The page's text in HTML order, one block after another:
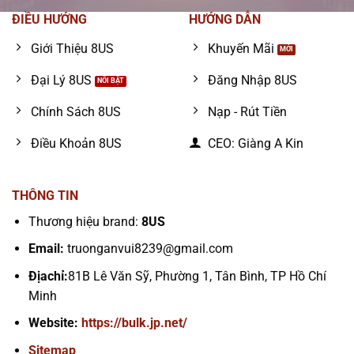
ĐIỀU HƯỚNG
Giới Thiệu 8US
Đại Lý 8US
Chính Sách 8US
Điều Khoản 8US
HƯỚNG DẪN
Khuyến Mãi
Đăng Nhập 8US
Nạp - Rút Tiền
CEO: Giàng A Kin
THÔNG TIN
Thương hiệu brand: 8US
Email: truonganvui8239@gmail.com
Địachỉ:81B Lê Văn Sỹ, Phường 1, Tân Bình, TP Hồ Chí
Minh
Website: https://bulk.jp.net/
Sitemap